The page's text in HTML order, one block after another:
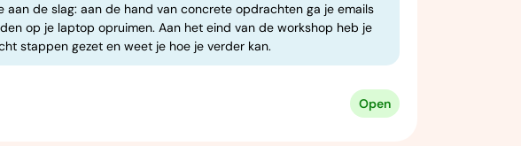
aan de slag: aan de hand van concrete opdrachten ga je emails
op je laptop opruimen. Aan het eind van de workshop heb je
stappen gezet en weet je hoe je verder kan.
Open